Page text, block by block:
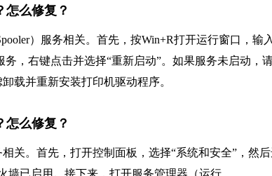
怎么修复？
）服务相关。首先，按Win+R打开运行窗口，输
务，右键点击并选择“重新启动”。如果服务未启动，
载并重新安装打印机驱动程序。
怎么修复？
关。首先，打开控制面板，选择“系统和安全”，然
墙已启用。接下来，打开服务管理器（运行